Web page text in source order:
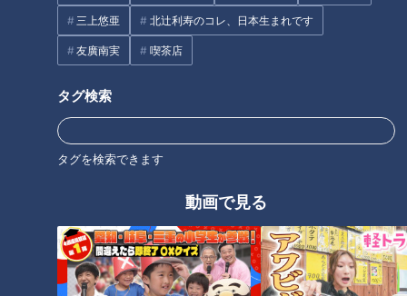
三上悠亜 北辻利寿のコレ、日本生まれです
友廣南実 喫茶店
タグ検索
タグを検索できます
動画で見る
ただ、そこは飛ばし屋。ドライバーを入れないことは「結構つ
らいですね」と笑う。幡地にとって「日本一難しい」和合を攻